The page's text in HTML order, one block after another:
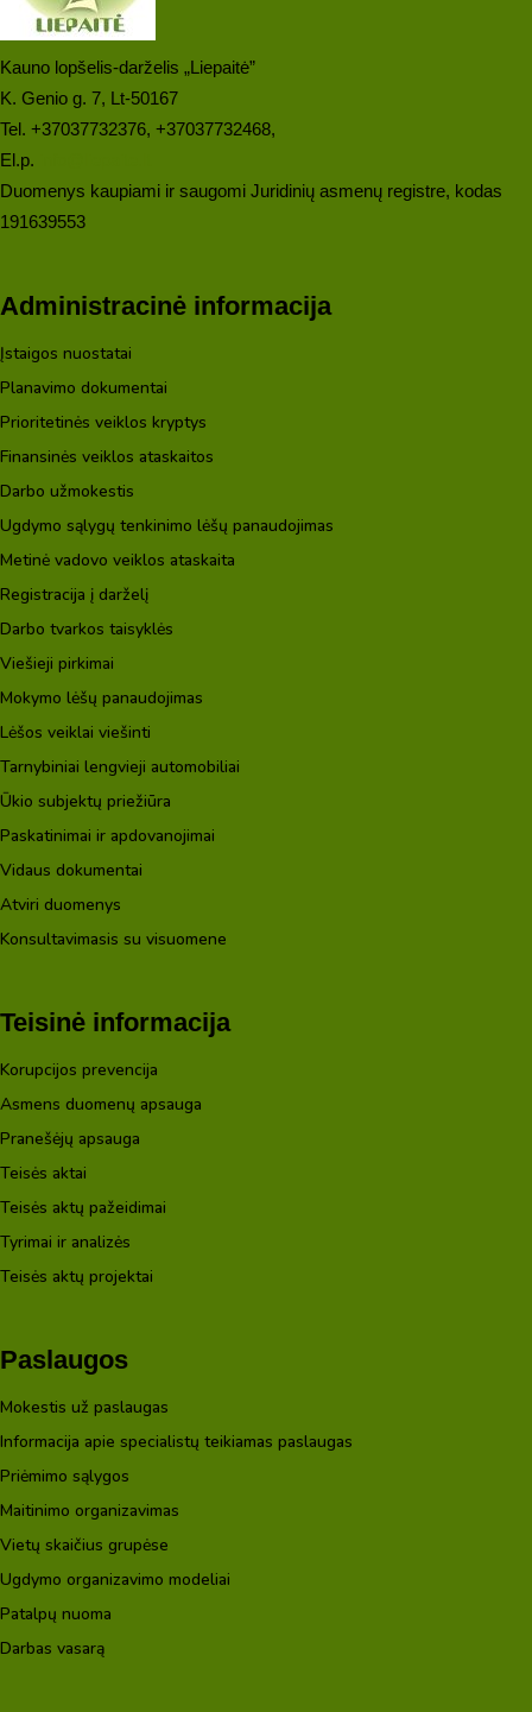
Kauno lopšelis-darželis „Liepaitė”
K. Genio g. 7, Lt-50167
Tel. +37037732376, +37037732468,
El.p.
Duomenys kaupiami ir saugomi Juridinių asmenų registre, kodas
191639553
Administracinė informacija
Įstaigos nuostatai
Planavimo dokumentai
Prioritetinės veiklos kryptys
Finansinės veiklos ataskaitos
Darbo užmokestis
Ugdymo sąlygų tenkinimo lėšų panaudojimas
Metinė vadovo veiklos ataskaita
Registracija į darželį
Darbo tvarkos taisyklės
Viešieji pirkimai
Mokymo lėšų panaudojimas
Lėšos veiklai viešinti
Tarnybiniai lengvieji automobiliai
Ūkio subjektų priežiūra
Paskatinimai ir apdovanojimai
Vidaus dokumentai
Atviri duomenys
Konsultavimasis su visuomene
Teisinė informacija
Korupcijos prevencija
Asmens duomenų apsauga
Pranešėjų apsauga
Teisės aktai
Teisės aktų pažeidimai
Tyrimai ir analizės
Teisės aktų projektai
Paslaugos
Mokestis už paslaugas
Informacija apie specialistų teikiamas paslaugas
Priėmimo sąlygos
Maitinimo organizavimas
Vietų skaičius grupėse
Ugdymo organizavimo modeliai
Patalpų nuoma
Darbas vasarą